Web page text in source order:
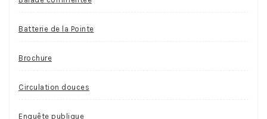
Batterie de la Pointe
Brochure
Circulation douces
Enquête publique